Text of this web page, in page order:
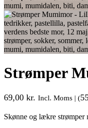
Strømper
69,00 kr. Incl. Moms | (
Skønne og lækre